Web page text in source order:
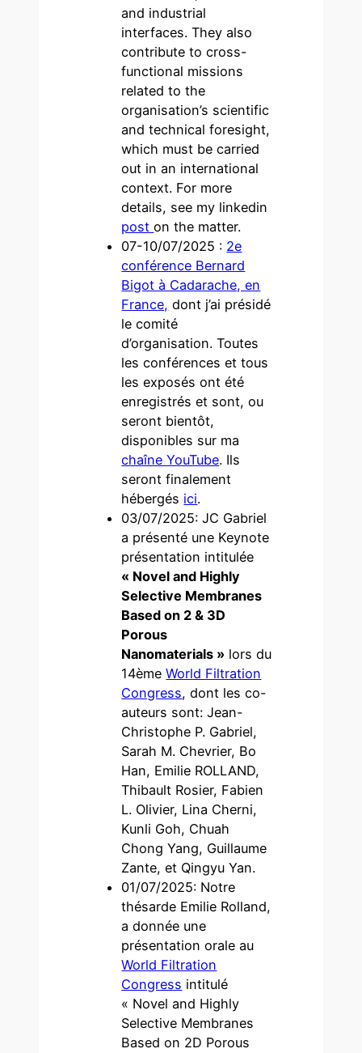
and industrial
interfaces. They also
contribute to cross-
functional missions
related to the
organisation’s scientific
and technical foresight,
which must be carried
out in an international
context. For more
details, see my linkedin
poston the matter.
07-10/07/2025 : 2e
conférence Bernard
Bigot à Cadarache, en
France, dont j’ai présidé
le comité
d’organisation. Toutes
les conférences et tous
les exposés ont été
enregistrés et sont, ou
seront bientôt,
disponibles sur ma
chaîne YouTube. Ils
seront finalement
hébergés ici.
03/07/2025: JC Gabriel
a présenté une Keynote
présentation intitulée
« Novel and Highly
Selective Membranes
Based on 2 & 3D
Porous
Nanomaterials » lors du
14èmeWorld Filtration
Congress, dont les co-
auteurs sont: Jean-
Christophe P. Gabriel,
Sarah M. Chevrier, Bo
Han, Emilie ROLLAND,
Thibault Rosier, Fabien
L. Olivier, Lina Cherni,
Kunli Goh, Chuah
Chong Yang, Guillaume
Zante, et Qingyu Yan.
01/07/2025: Notre
thésarde Emilie Rolland,
a donnée une
présentation orale au
World Filtration
Congress intitulé
« Novel and Highly
Selective Membranes
Based on 2D Porous